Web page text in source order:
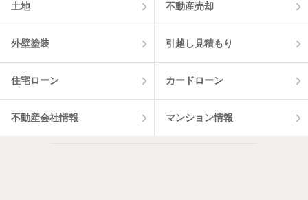
土地 不動産売却
外壁塗装 引越し見積もり
住宅ローン カードローン
不動産会社情報 マンション情報